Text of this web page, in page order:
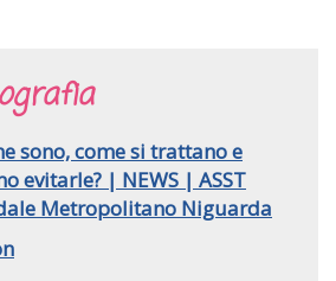
sono, come si trattano e
evitarle? | NEWS | ASST
Metropolitano Niguarda